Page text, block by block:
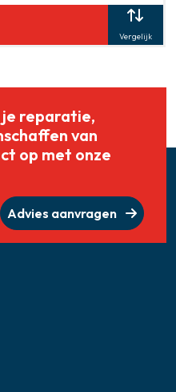
Vergelijk
je reparatie,
van
op met onze
Advies aanvragen